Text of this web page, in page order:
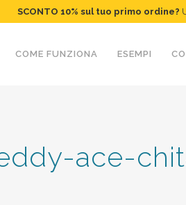
SCONTO 10% sul tuo primo ordine?
COME FUNZIONA ESEMPI
ace-